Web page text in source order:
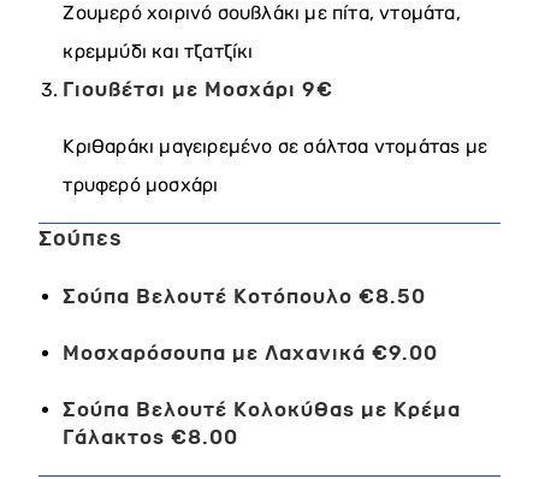
Ζουμερό χοιρινό σουβλάκι με πίτα, ντομάτα,
κρεμμύδι και τζατζίκι
Γιουβέτσι με Μοσχάρι 9€
Κριθαράκι μαγειρεμένο σε σάλτσα ντομάτας με
τρυφερό μοσχάρι
Σούπες
Σούπα Βελουτέ Κοτόπουλο €8.50
Μοσχαρόσουπα με Λαχανικά €9.00
Σούπα Βελουτέ Κολοκύθας με Κρέμα
Γάλακτος €8.00